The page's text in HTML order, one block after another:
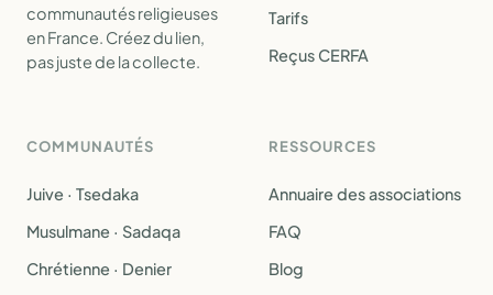
communautés religieuses
en France. Créez du lien,
pas juste de la collecte.
Tarifs
Reçus CERFA
COMMUNAUTÉS
Juive · Tsedaka
Musulmane · Sadaqa
Chrétienne · Denier
RESSOURCES
Annuaire des associations
FAQ
Blog